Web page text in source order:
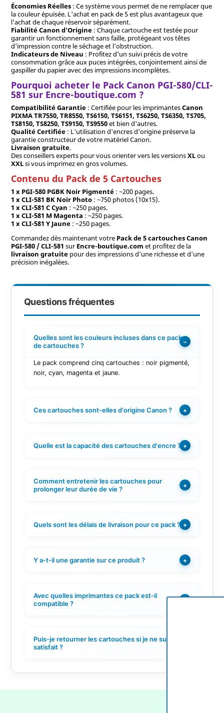
Économies Réelles: Ce système vous permet de ne remplacer que
la couleur épuisée. L'achat en pack de 5 est plus avantageux que
l'achat de chaque réservoir séparément.
Fiabilité Canon d'Origine: Chaque cartouche est testée pour
garantir un fonctionnement sans faille, protégeant vos têtes
d'impression contre le séchage et l'obstruction.
Indicateurs de Niveau : Profitez d'un suivi précis de votre
consommation grâce aux puces intégrées, conjointement ainsi de
gaspiller du papier avec des impressions incomplètes.
Pourquoi acheter le Pack Canon PGI-580/CLI-
581 sur Encre-boutique.com ?
Compatibilité Garantie: Certifiée pour les imprimantesCanon
PIXMA TR7550, TR8550, TS6150, TS6151, TS6250, TS6350, TS705,
TS8150, TS8250, TS9150, TS9550et bien d'autres.
Qualité Certifiée: L'utilisation d'encres d'origine préserve la
garantie constructeur de votre matériel Canon.
Livraison gratuite.
Des conseillers experts pour vous orienter vers les versionsXLou
XXLsi vous imprimez en gros volumes.
Contenu du Pack de 5 Cartouches
1 x PGI-580 PGBK Noir Pigmenté: ~200 pages.
1 x CLI-581 BK Noir Photo: ~750 photos (10x15).
1 x CLI-581 C Cyan : ~250 pages.
1 x CLI-581 M Magenta : ~250 pages.
1 x CLI-581 Y Jaune: ~250 pages.
Commandez dès maintenant votre Pack de 5 cartouches Canon
PGI-580 / CLI-581 surEncre-boutique.com et profitez de la
livraison gratuitepour des impressions d'une richesse et d'une
précision inégalées.
Questions fréquentes
Quelles sont les couleurs incluses dans ce pack
de cartouches ?
−
Le pack comprend cinq cartouches : noir pigmenté,
noir, cyan, magenta et jaune.
Ces cartouches sont-elles d'origine Canon ? +
Quelle est la capacité des cartouches d'encre ? +
Comment entretenir les cartouches pour
prolonger leur durée de vie ?
+
Quels sont les délais de livraison pour ce pack ? +
Y a-t-il une garantie sur ce produit ? +
Avec quelles imprimantes ce pack est-il
compatible ?
+
Puis-je retourner les cartouches si je ne suis pas
satisfait ?